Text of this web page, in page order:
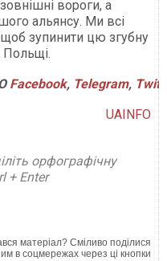
вороги, а
альянсу. Ми всі
зупинити цю згубну
Польщі.
Facebook, Telegram,
UAINFO
орфографічну
+ Enter
матеріал? Сміливо поділися
в соцмережах через ці кнопки